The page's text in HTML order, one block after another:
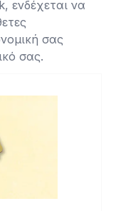
ενδέχεται να
σας
σας.